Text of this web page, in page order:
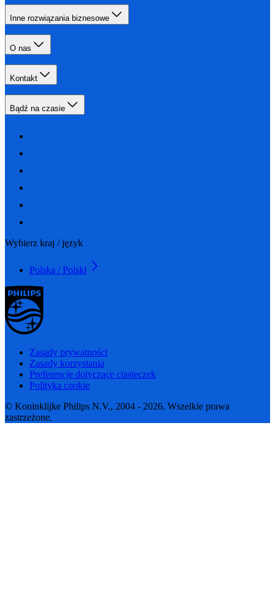
Inne rozwiązania biznesowe
O nas
Kontakt
Bądź na czasie
Wybierz kraj / język
Polska / Polski
Zasady prywatności
Zasady korzystania
Preferencje dotyczące ciasteczek
Polityka cookie
© Koninklijke Philips N.V., 2004 - 2026. Wszelkie prawa
zastrzeżone.